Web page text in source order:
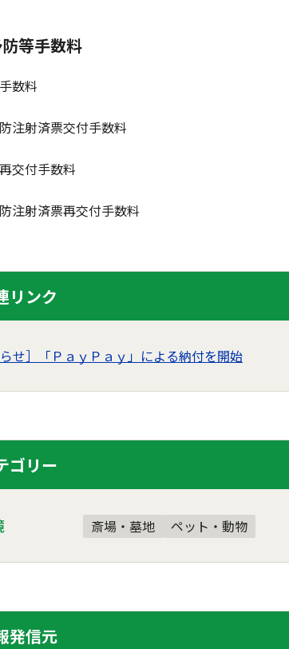
等手数料
数料
注射済票交付手数料
交付手数料
注射済票再交付手数料
リンク
らせ］「ＰａｙＰａｙ」による納付を開始
ゴリー
斎場・墓地 ペット・動物
発信元